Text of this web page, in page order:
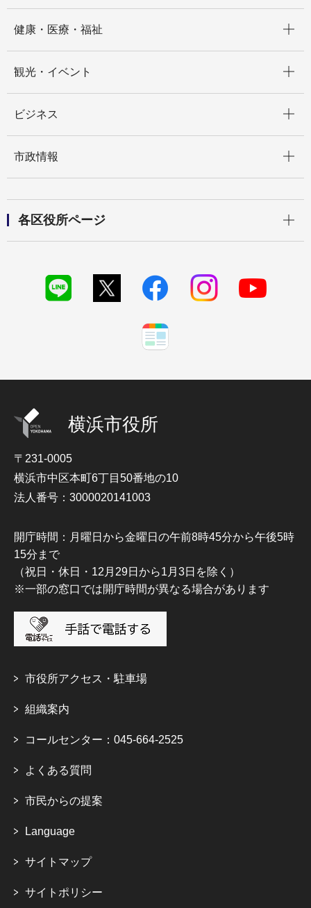
健康・医療・福祉
観光・イベント
ビジネス
市政情報
各区役所ページ
横浜市役所
〒231-0005
横浜市中区本町6丁目50番地の10
法人番号：3000020141003
開庁時間：月曜日から金曜日の午前8時45分から午後5時
15分まで
（祝日・休日・12月29日から1月3日を除く）
※一部の窓口では開庁時間が異なる場合があります
市役所アクセス・駐車場
組織案内
コールセンター：045-664-2525
よくある質問
市民からの提案
Language
サイトマップ
サイトポリシー